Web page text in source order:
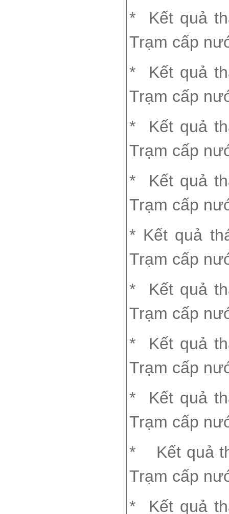
*
Kết quả
Trạm cấp
*
Kết quả
Trạm cấp
*
Kết quả
Trạm cấp
*
Kết quả
Trạm cấp
* Kết quả
Trạm cấp
* Kết quả
Trạm cấp
* Kết quả
Trạm cấp
*
Kết quả
Trạm cấp
*
Kết quả
Trạm cấp
*
Kết quả